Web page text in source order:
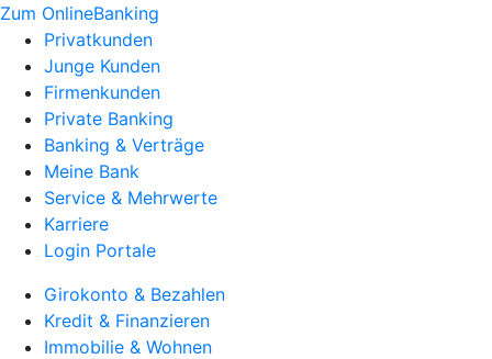
Zum OnlineBanking
Privatkunden
Junge Kunden
Firmenkunden
Private Banking
Banking & Verträge
Meine Bank
Service & Mehrwerte
Karriere
Login Portale
Girokonto & Bezahlen
Kredit & Finanzieren
Immobilie & Wohnen